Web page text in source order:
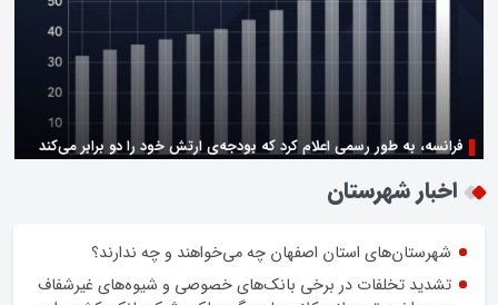
فرانسه، به طور رسمی اعلام کرد که بودجه‌ی ارتش خود را دو برابر می‌کند
زن اگر خوب باشه یه زندگی حالش خوبه/روز زن مبارک
اخبار شهرستان